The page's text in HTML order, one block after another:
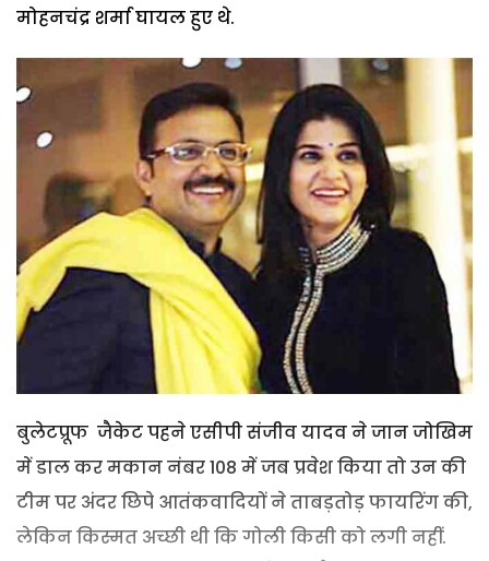
मोहनचंद्र शर्मा घायल हुए थे.
बुलेटप्रूफ जैकेट पहने एसीपी संजीव यादव ने जान जोखिम
में डाल कर मकान नंबर 108 में जब प्रवेश किया तो उन की
टीम पर अंदर छिपे आतंकवादियों ने ताबड़तोड़ फायरिंग की,
लेकिन किस्मत अच्छी थी कि गोली किसी को लगी नहीं.